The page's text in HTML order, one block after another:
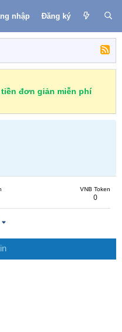
nhập Đăng ký
đơn giản miễn phí
VNB Token
0